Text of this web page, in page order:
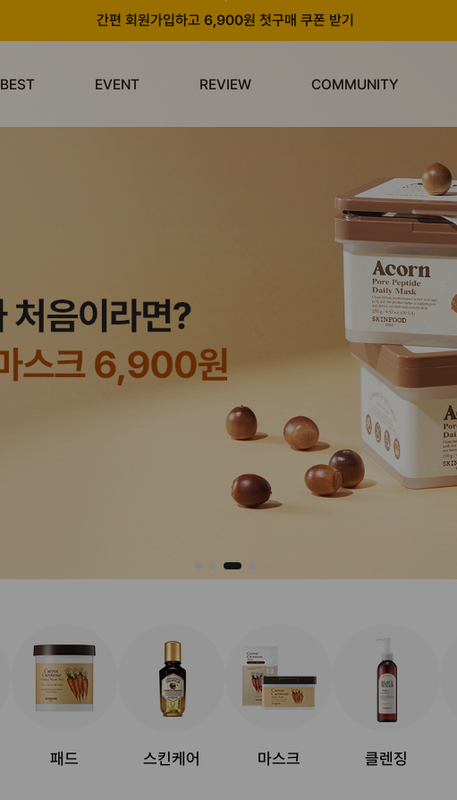
간편 회원가입하고 6,900원 첫구매 쿠폰 받기
BEST EVENT REVIEW COMMUNITY
패드 스킨케어 마스크 클렌징